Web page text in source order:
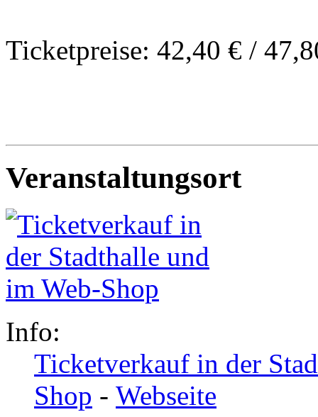
Ticketpreise: 42,40 € /
Veranstaltungsort
Info:
Ticketverkauf in der
Shop - Webseite